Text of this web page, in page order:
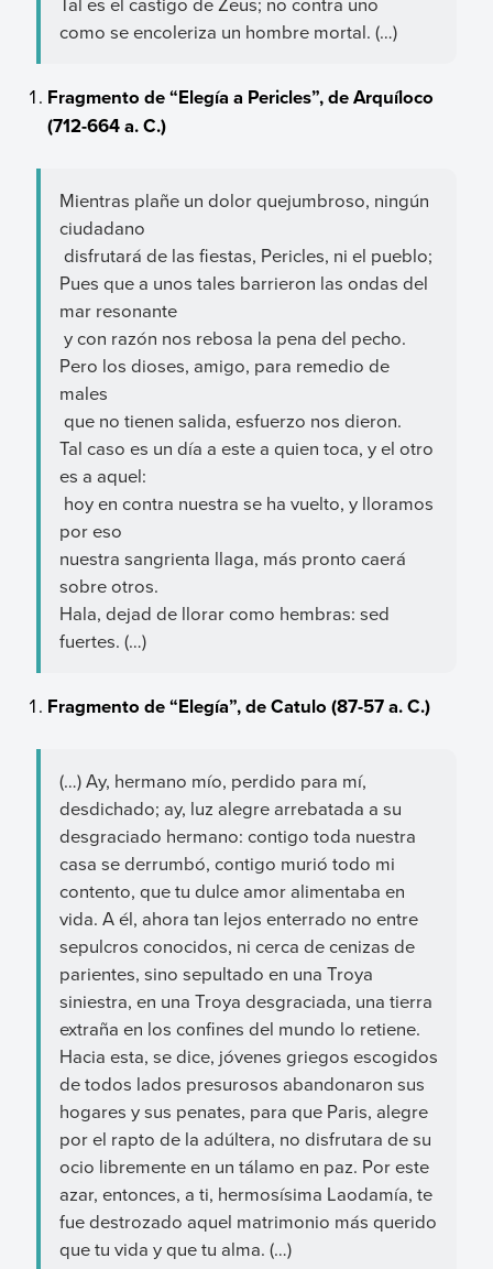
como se encoleriza un hombre mortal. (…)
Fragmento de “Elegía a Pericles”, de Arquíloco
(712-664 a. C.)
Mientras plañe un dolor quejumbroso, ningún
ciudadano
disfrutará de las fiestas, Pericles, ni el pueblo;
Pues que a unos tales barrieron las ondas del
mar resonante
y con razón nos rebosa la pena del pecho.
Pero los dioses, amigo, para remedio de
males
que no tienen salida, esfuerzo nos dieron.
Tal caso es un día a este a quien toca, y el otro
es a aquel:
hoy en contra nuestra se ha vuelto, y lloramos
por eso
nuestra sangrienta llaga, más pronto caerá
sobre otros.
Hala, dejad de llorar como hembras: sed
fuertes. (…)
Fragmento de “Elegía”, de Catulo (87-57 a. C.)
(…) Ay, hermano mío, perdido para mí,
desdichado; ay, luz alegre arrebatada a su
desgraciado hermano: contigo toda nuestra
casa se derrumbó, contigo murió todo mi
contento, que tu dulce amor alimentaba en
vida. A él, ahora tan lejos enterrado no entre
sepulcros conocidos, ni cerca de cenizas de
parientes, sino sepultado en una Troya
siniestra, en una Troya desgraciada, una tierra
extraña en los confines del mundo lo retiene.
Hacia esta, se dice, jóvenes griegos escogidos
de todos lados presurosos abandonaron sus
hogares y sus penates, para que Paris, alegre
por el rapto de la adúltera, no disfrutara de su
ocio libremente en un tálamo en paz. Por este
azar, entonces, a ti, hermosísima Laodamía, te
fue destrozado aquel matrimonio más querido
que tu vida y que tu alma. (…)